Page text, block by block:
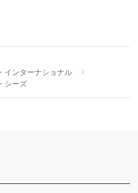
インターナショナル
シーズ